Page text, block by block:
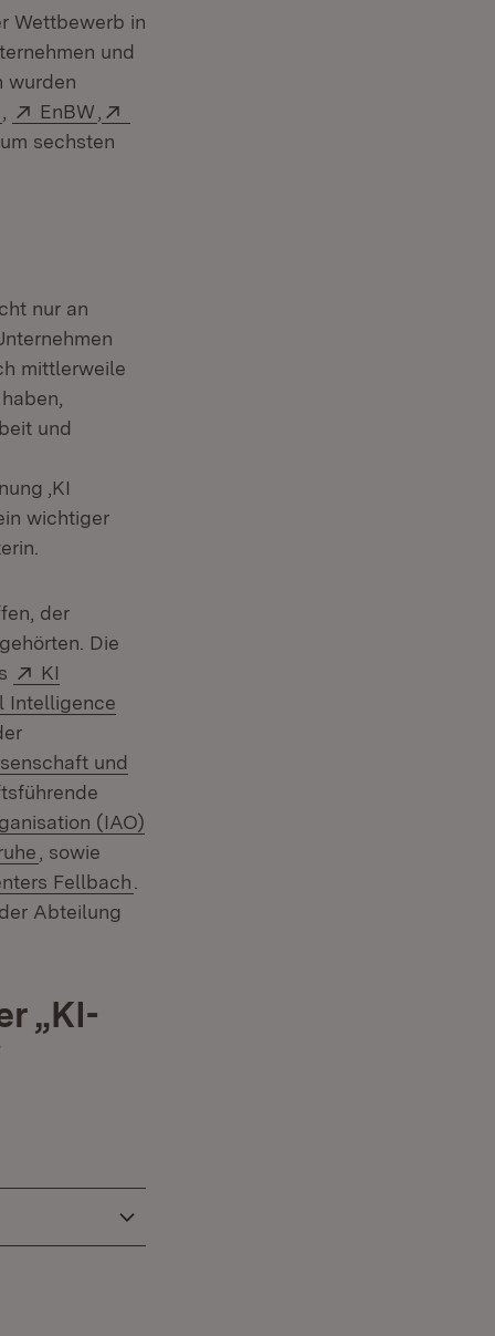
Wettbewerb in
und
wurden
(Öffnet in neuem Fenster)
Extern:
EnBW (Öffnet in neuem Fenster)
sechsten
nur an
in neuem Fenster)
mittlerweile
und
‚KI
wichtiger
der
Die
Extern:
KI
Intelligence
und
Fenster)
(IAO)
(Öffnet in neuem Fenster)
, sowie
Fellbach
Abteilung
„KI-